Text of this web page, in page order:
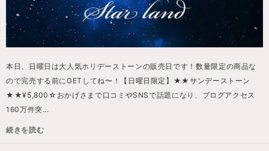
本日、日曜日は大人気ホリデーストーンの販売日です！数量限定の商品な
ので完売する前にGETしてね〜！【日曜日限定】★★サンデーストーン
★★¥5,800☆おかげさまで口コミやSNSで話題になり、ブログアクセス
160万件突...
続きを読む